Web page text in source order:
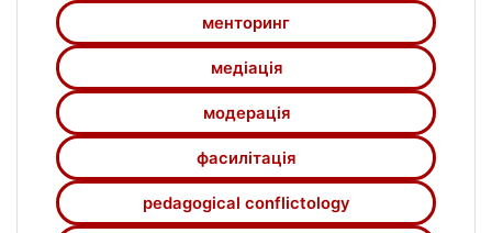
менторинг
медіація
модерація
фасилітація
pedagogical conflictology